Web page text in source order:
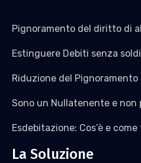
Pignoramento del diritto di
Estinguere Debiti senza soldi
Riduzione del Pignoramento
Sono un Nullatenente e non
Esdebitazione: Cos’è e
La Soluzione